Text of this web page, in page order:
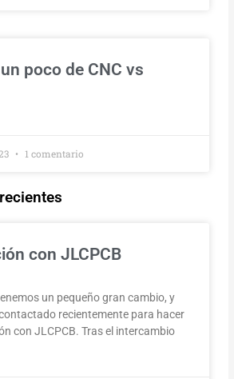
poco de CNC vs
1 comentario
con JLCPCB
un pequeño gran cambio, y
recientemente para hacer
con JLCPCB. Tras el intercambio